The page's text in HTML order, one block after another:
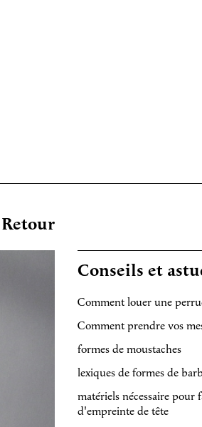
Retour
Conseils et
Comment louer une
Comment prendre vos
formes de moustaches
lexiques de formes de
matériels nécessaire pour
d'empreinte de tête